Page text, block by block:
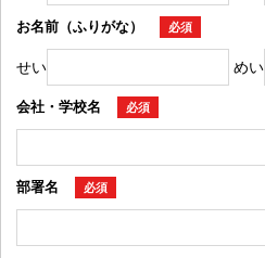
お名前（ふりがな） 必須
せい めい
会社・学校名 必須
部署名 必須